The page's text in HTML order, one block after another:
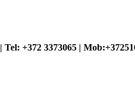
| Tel: +372 3373065 |